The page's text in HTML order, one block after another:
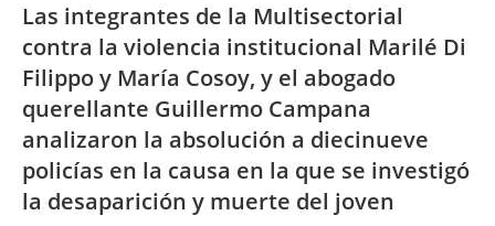
Las integrantes de la Multisectorial
contra la violencia institucional Marilé Di
Filippo y María Cosoy, y el abogado
querellante Guillermo Campana
analizaron la absolución a diecinueve
policías en la causa en la que se investigó
la desaparición y muerte del joven